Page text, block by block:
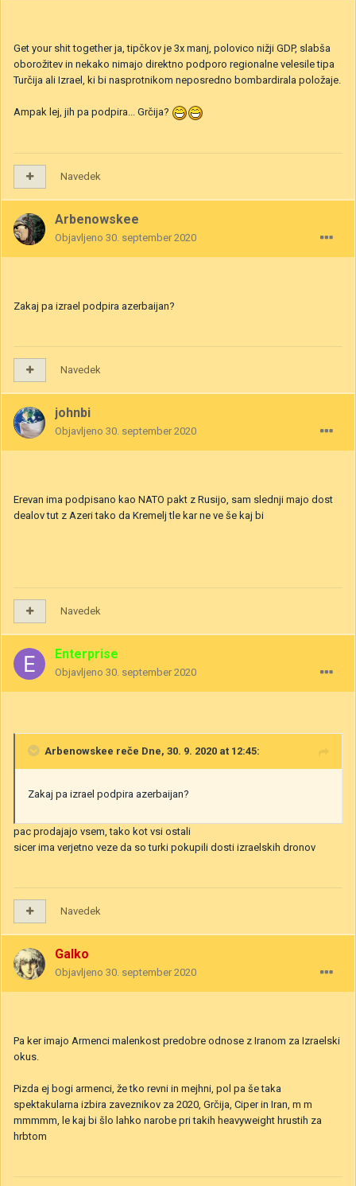
Get your shit together ja, tipčkov je 3x manj, polovico nižji GDP, slabša
oborožitev in nekako nimajo direktno podporo regionalne velesile tipa
Turčija ali Izrael, ki bi nasprotnikom neposredno bombardirala položaje.
Ampak lej, jih pa podpira... Grčija?
Navedek
Arbenowskee
Objavljeno 30. september 2020
Zakaj pa izrael podpira azerbaijan?
Navedek
johnbi
Objavljeno 30. september 2020
Erevan ima podpisano kao NATO pakt z Rusijo, sam slednji majo dost
dealov tut z Azeri tako da Kremelj tle kar ne ve še kaj bi
Navedek
Enterprise
Objavljeno 30. september 2020
Arbenowskee reče Dne, 30. 9. 2020 at 12:45:
Zakaj pa izrael podpira azerbaijan?
pac prodajajo vsem, tako kot vsi ostali
sicer ima verjetno veze da so turki pokupili dosti izraelskih dronov
Navedek
Galko
Objavljeno 30. september 2020
Pa ker imajo Armenci malenkost predobre odnose z Iranom za Izraelski
okus.
Pizda ej bogi armenci, že tko revni in mejhni, pol pa še taka
spektakularna izbira zaveznikov za 2020, Grčija, Ciper in Iran, m m
mmmmm, le kaj bi šlo lahko narobe pri takih heavyweight hrustih za
hrbtom